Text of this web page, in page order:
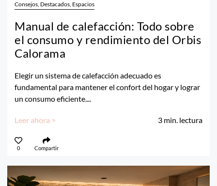
Consejos, Destacados, Espacios
Manual de calefacción: Todo sobre
el consumo y rendimiento del Orbis
Calorama
Elegir un sistema de calefacción adecuado es
fundamental para mantener el confort del hogar y lograr
un consumo eficiente....
Leer ahora > 3 min. lectura
0 Compartir